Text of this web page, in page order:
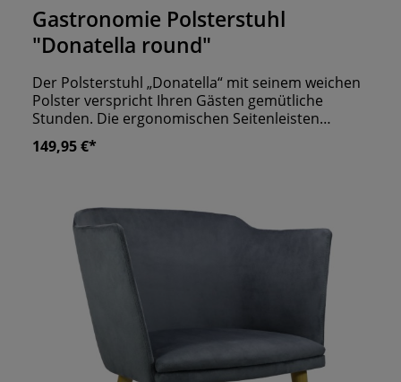
Gastronomie Polsterstuhl
"Donatella round"
Der Polsterstuhl „Donatella“ mit seinem weichen
Polster verspricht Ihren Gästen gemütliche
Stunden. Die ergonomischen Seitenleisten
verschmelzen mit der Rückenlehne und lassen
noch genug Beinfreiheit. Das schlichte Design
einer großen Auswahl an Optionen können Sie
Ihren individuellen Stuhl kreieren. Verpassen Sie
Ihrem Lokal den letzten Schliff.
149,95 €*